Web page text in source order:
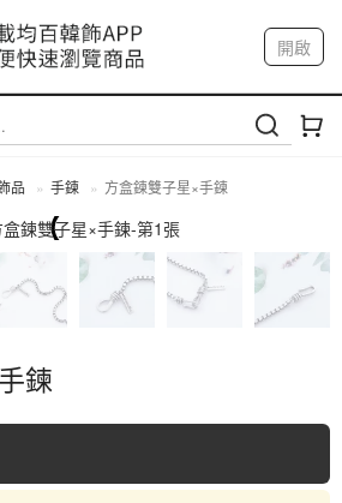
告：9/4-9/6 淡水捷運站
：9/12-9/13 八里海巡基地
：8/22-8/23 桃園青埔置地廣場
開啟
我的帳戶
品 手鍊 方盒鍊雙子星×手鍊
鍊